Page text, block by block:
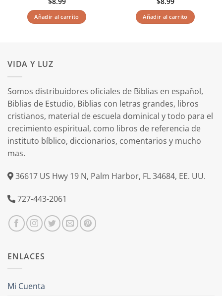
Añadir al carrito Añadir al carrito
VIDA Y LUZ
Somos distribuidores oficiales de Biblias en español,
Biblias de Estudio, Biblias con letras grandes, libros
cristianos, material de escuela dominical y todo para el
crecimiento espiritual, como libros de referencia de
instituto bíblico, diccionarios, comentarios y mucho
mas.
36617 US Hwy 19 N, Palm Harbor, FL 34684, EE. UU.
727-443-2061
ENLACES
Mi Cuenta